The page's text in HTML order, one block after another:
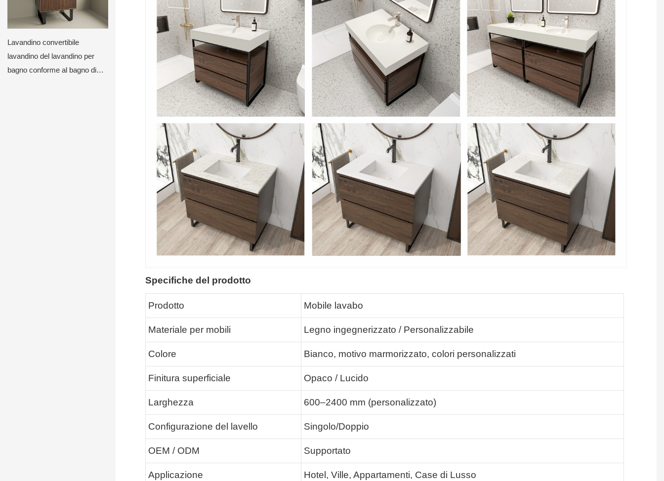
Lavandino convertibile
lavandino del lavandino per
bagno conforme al bagno di
Specifiche del prodotto
Prodotto Mobile lavabo
Materiale per mobili Legno ingegnerizzato / Personalizzabile
Colore Bianco, motivo marmorizzato, colori personalizzati
Finitura superficiale Opaco / Lucido
Larghezza 600–2400 mm (personalizzato)
Configurazione del lavello Singolo/Doppio
OEM / ODM Supportato
Applicazione Hotel, Ville, Appartamenti, Case di Lusso